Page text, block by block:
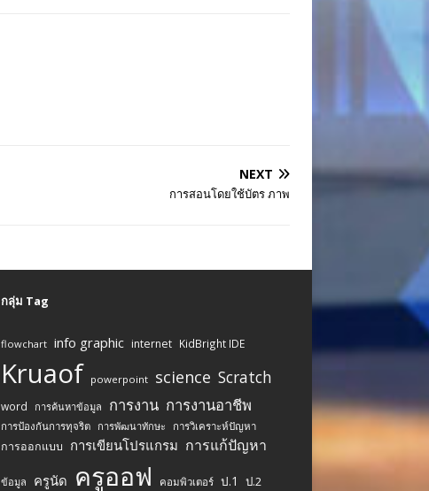
NEXT
การสอนโดยใช้บัตร ภาพ
กลุ่ม Tag
flowchart info graphic internet KidBright IDE
Kruaof powerpoint science Scratch
word การค้นหาข้อมูล การงาน การงานอาชีพ
การป้องกันการทุจริต การพัฒนาทักษะ การวิเคราะห์ปัญหา
การออกแบบ การเขียนโปรแกรม การแก้ปัญหา
ข้อมูล ครูนัด ครูออฟ คอมพิวเตอร์ ป.1 ป.2